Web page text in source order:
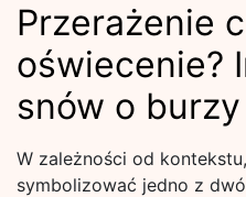
Przerażenie
oświecenie?
snów o burzy
W zależności od
symbolizować jedno z